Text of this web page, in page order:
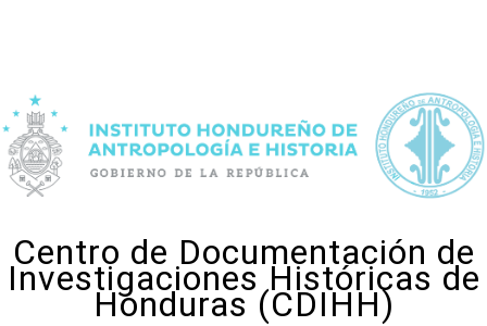
Centro de Documentación de
Investigaciones Históricas de
Honduras (CDIHH)